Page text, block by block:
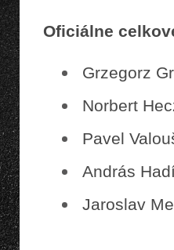
Oficiálne
Grzegorz
Norbert
Pavel
András
Jaroslav